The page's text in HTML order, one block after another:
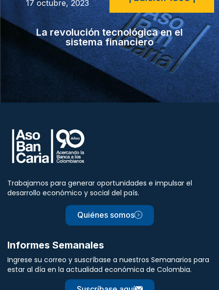
17 octubre, 2023
La revolución tecnológica en el
sistema financiero
Trabajamos para generar oportunidades e impulsar el
desarrollo económico y social del país.
Quiénes somos
Informes Semanales
Ingrese su correo y suscríbase a nuestros Semanarios para
estar al día en la actualidad económica de Colombia.